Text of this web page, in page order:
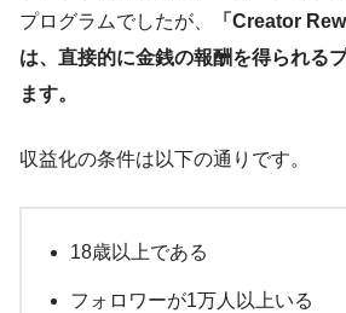
プログラムでしたが、
「Creator
は、直接的に金銭の報酬を得られる
ます。
収益化の条件は以下の通りです。
18歳以上である
フォロワーが1万人以上いる